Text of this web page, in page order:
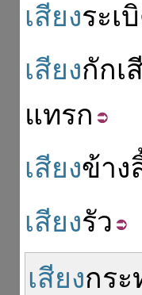
เสียงระเ
เสียงกักเ
แทรก
เสียงข้าง
เสียงรัว
เสียงกร